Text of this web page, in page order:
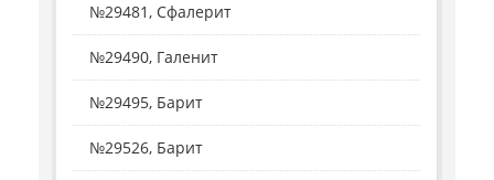
№29481, Сфалерит
№29490, Галенит
№29495, Барит
№29526, Барит